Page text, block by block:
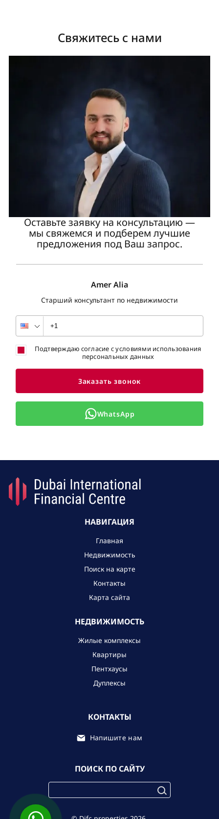
Свяжитесь с нами
Оставьте заявку на консультацию —
мы свяжемся и подберем лучшие
предложения под Ваш запрос.
Amer Alia
Старший консультант по недвижимости
Подтверждаю согласие с условиями использования
персональных данных
Заказать звонок
WhatsApp
НАВИГАЦИЯ
Главная
Недвижимость
Поиск на карте
Контакты
Карта сайта
НЕДВИЖИМОСТЬ
Жилые комплексы
Квартиры
Пентхаусы
Дуплексы
КОНТАКТЫ
Напишите нам
ПОИСК ПО САЙТУ